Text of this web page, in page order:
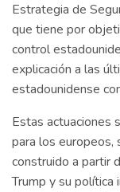
Estrategia de
que tiene por
control
explicación a las
estadounidense
Estas actuaciones
para los europeos,
construido a partir
Trump y su